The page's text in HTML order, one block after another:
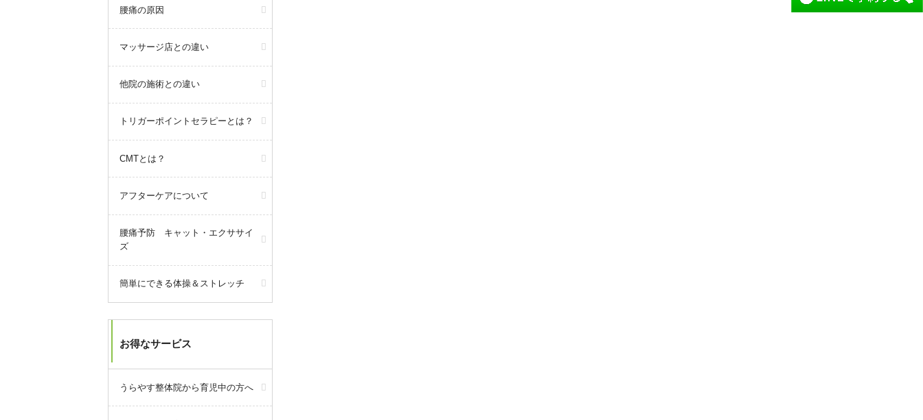
ご利用できるのは2026年3月1日(日)
～2026年8月31日(月)。
浦安市物価高騰対策商品券特設サ
【駐車場のご案内】
ご案内できる駐車場が減ってきて
担できる場所も減っておりますの
で、なるべく当院にてご案内でき
る駐車場をご利用いただけますよ
うお願い致します。
ましたら、電話にてご連絡くださ
腰痛の原因
マッサージ店との違い
他院の施術との違い
トリガーポイントセラピーとは？
CMTとは？
アフターケアについて
腰痛予防 キャット・エクササイ
ズ
簡単にできる体操＆ストレッチ
お得なサービス
うらやす整体院から育児中の方へ